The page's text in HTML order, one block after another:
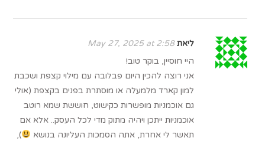
ליאת May 27, 2025 at 2:58
היי חוסיין, בוקר טוב!
אני רוצה להכין היום פבלובה עם מילוי קצפת ושכבת
למון קארד מלמעלה או מוסתרת בפנים בקצפת (אולי
גם אוכמניות מופשרות כקישוט, חוששת שמא רוטב
אוכמניות ייתכן ויהיה מתוק מדי לכל העסק.. אלא אם
תאשר לי אחרת, אתה הסמכות העליונה בנושא
),